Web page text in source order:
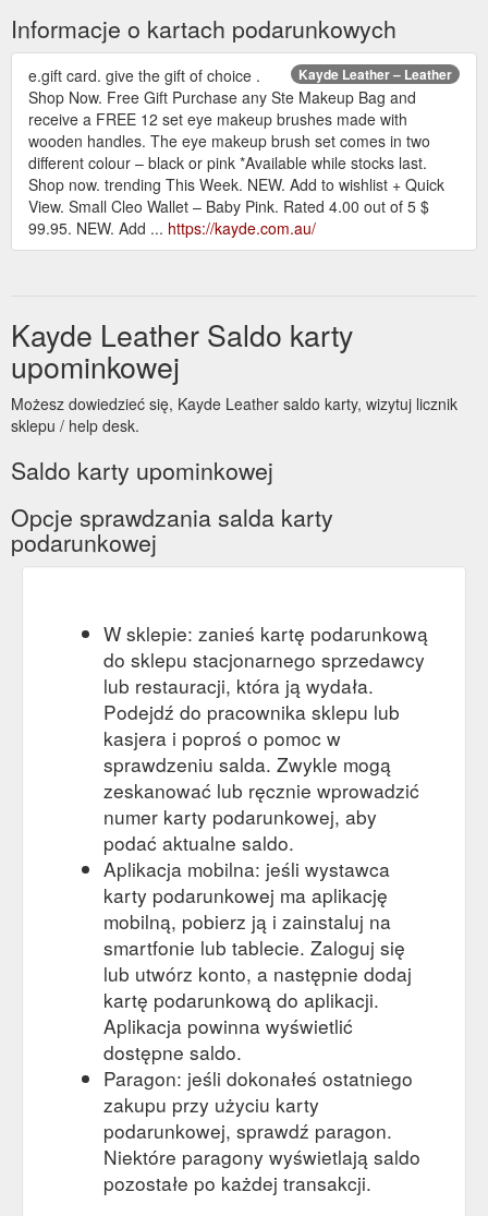
Informacje o kartach podarunkowych
Kayde Leather – Leather
e.gift card. give the gift of choice .
Shop Now. Free Gift Purchase any Ste Makeup Bag and
receive a FREE 12 set eye makeup brushes made with
wooden handles. The eye makeup brush set comes in two
different colour – black or pink *Available while stocks last.
Shop now. trending This Week. NEW. Add to wishlist + Quick
View. Small Cleo Wallet – Baby Pink. Rated 4.00 out of 5 $
99.95. NEW. Add ... https://kayde.com.au/
Kayde Leather Saldo karty
upominkowej
Możesz dowiedzieć się, Kayde Leather saldo karty, wizytuj licznik
sklepu / help desk.
Saldo karty upominkowej
Opcje sprawdzania salda karty
podarunkowej
W sklepie: zanieś kartę podarunkową
do sklepu stacjonarnego sprzedawcy
lub restauracji, która ją wydała.
Podejdź do pracownika sklepu lub
kasjera i poproś o pomoc w
sprawdzeniu salda. Zwykle mogą
zeskanować lub ręcznie wprowadzić
numer karty podarunkowej, aby
podać aktualne saldo.
Aplikacja mobilna: jeśli wystawca
karty podarunkowej ma aplikację
mobilną, pobierz ją i zainstaluj na
smartfonie lub tablecie. Zaloguj się
lub utwórz konto, a następnie dodaj
kartę podarunkową do aplikacji.
Aplikacja powinna wyświetlić
dostępne saldo.
Paragon: jeśli dokonałeś ostatniego
zakupu przy użyciu karty
podarunkowej, sprawdź paragon.
Niektóre paragony wyświetlają saldo
pozostałe po każdej transakcji.